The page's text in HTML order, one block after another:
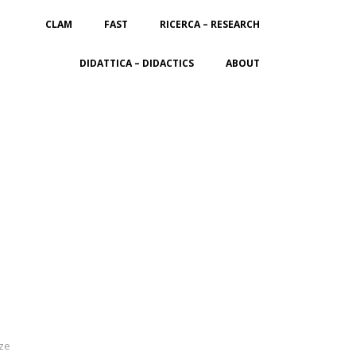
CLAM FAST RICERCA – RESEARCH
DIDATTICA – DIDACTICS ABOUT